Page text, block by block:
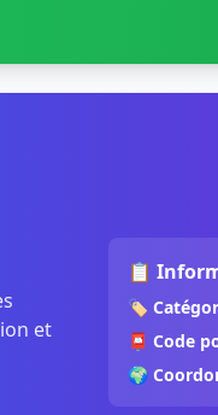
et
📋
🏷️
📮 Code
🌍